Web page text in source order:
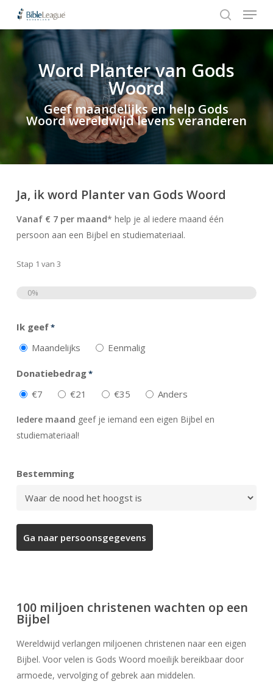
main
content
Hit enter to search or ESC to close
search
Menu
Word Planter van Gods
Woord
Geef maandelijks en help Gods
Woord wereldwijd levens veranderen
Ja, ik word Planter van Gods Woord
Vanaf € 7 per maand* help je al iedere maand één
persoon aan een Bijbel en studiemateriaal.
Stap 1 van 3
0%
Ik geef*
Maandelijks Eenmalig
Donatiebedrag*
€7 €21 €35 Anders
Iedere maand geef je iemand een eigen Bijbel en
studiemateriaal!
Bestemming
100 miljoen christenen wachten op een
Bijbel
Wereldwijd verlangen miljoenen christenen naar een eigen
Bijbel. Voor velen is Gods Woord moeilijk bereikbaar door
armoede, vervolging of gebrek aan middelen.
van